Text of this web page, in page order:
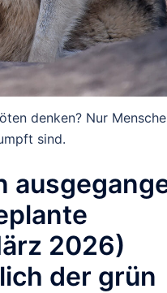
denken? Nur
sind.
2026)
der grün